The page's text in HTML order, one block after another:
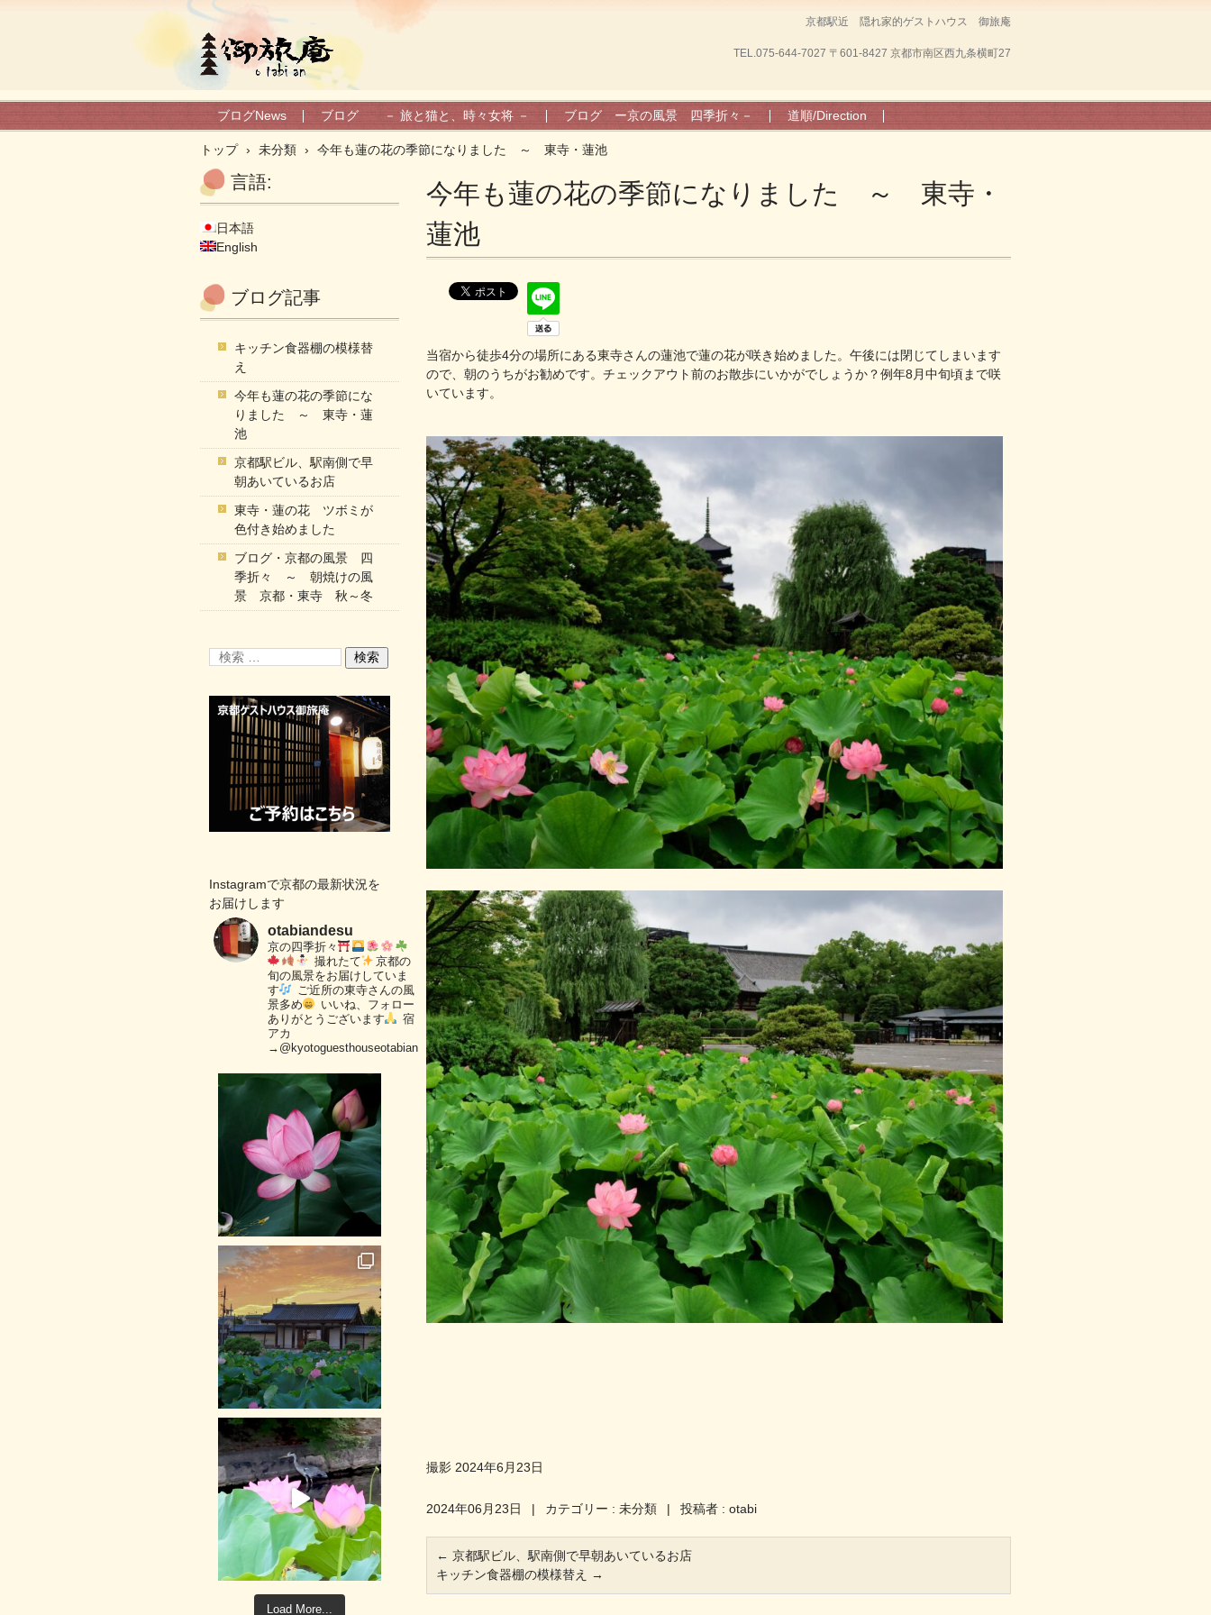
御旅庵ブログ
京都駅近 隠れ家的ゲストハウス 御旅庵
TEL.075-644-7027 〒601-8427 京都市南区西九条横町27
ブログNews ブログ － 旅と猫と、時々女将 － ブログ ー京の風景 四季折々－ 道順/Direction
トップ › 未分類 › 今年も蓮の花の季節になりました ～ 東寺・蓮池
今年も蓮の花の季節になりました ～ 東寺・
蓮池
当宿から徒歩4分の場所にある東寺さんの蓮池で蓮の花が咲き始めました。午後には閉じてしまいます
ので、朝のうちがお勧めです。チェックアウト前のお散歩にいかがでしょうか？例年8月中旬頃まで咲
いています。
撮影 2024年6月23日
2024年06月23日 | カテゴリー : 未分類 | 投稿者 : otabi
← 京都駅ビル、駅南側で早朝あいているお店
キッチン食器棚の模様替え
→
言語:
日本語
English
ブログ記事
キッチン食器棚の模様替
え
今年も蓮の花の季節にな
りました ～ 東寺・蓮
池
京都駅ビル、駅南側で早
朝あいているお店
東寺・蓮の花 ツボミが
色付き始めました
ブログ・京都の風景 四
季折々 ～ 朝焼けの風
景 京都・東寺 秋～冬
Instagramで京都の最新状況を
お届けします
otabiandesu
京の四季折々
撮れたて
京都の
旬の風景をお届けしていま
す
ご近所の東寺さんの風
景多め
いいね、フォロー
ありがとうございます
宿
アカ
→@kyotoguesthouseotabian
Load More...